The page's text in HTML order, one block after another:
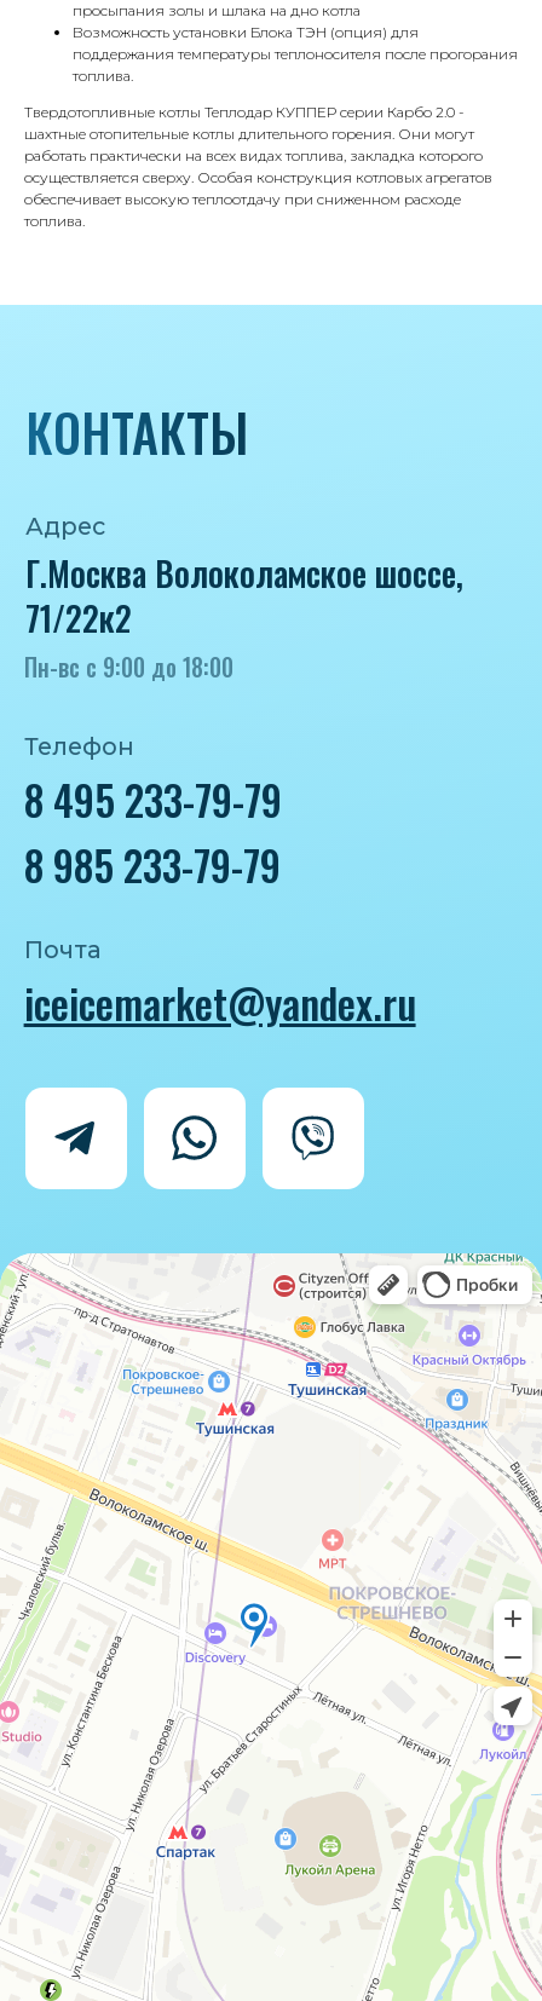
просыпания золы и шлака на дно котла
Возможность установки Блока ТЭН (опция) для
поддержания температуры теплоносителя после прогорания
топлива.
Твердотопливные котлы Теплодар КУППЕР серии Карбо 2.0 -
шахтные отопительные котлы длительного горения. Они могут
работать практически на всех видах топлива, закладка которого
осуществляется сверху. Особая конструкция котловых агрегатов
обеспечивает высокую теплоотдачу при сниженном расходе
топлива.
Адрес
Г.Москва Волоколамское шоссе,
71/22к2
Пн-вс с 9:00 до 18:00
Телефон
8 495 233-79-79
Политика конфиденциальности
IceIceMarket © 2025